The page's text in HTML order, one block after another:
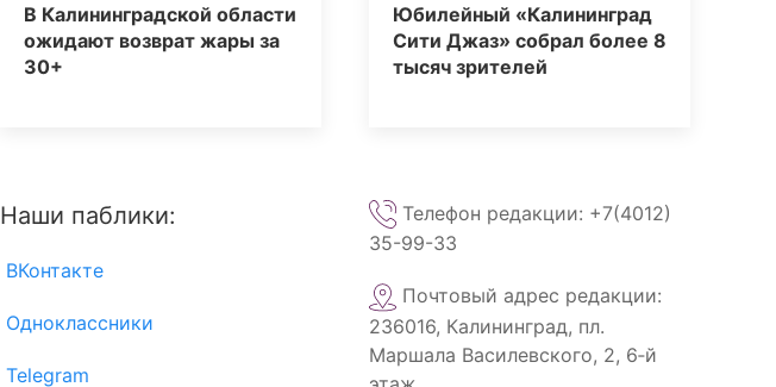
В Калининградской области
ожидают возврат жары за
30+
Юбилейный «Калининград
Сити Джаз» собрал более 8
тысяч зрителей
Наши паблики:
ВКонтакте
Одноклассники
Telegram
Телефон редакции: +7(4012)
35-99-33
Почтовый адрес редакции:
236016, Калининград, пл.
Маршала Василевского, 2, 6‑й